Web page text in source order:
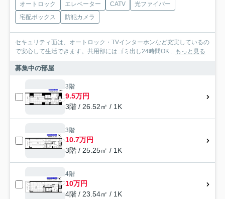
オートロック エレベーター CATV
光ファイバー
宅配ボックス
防犯カメラ
セキュリティ面は、オートロック・TVインターホンなど充実しているの
で安心して生活できます。共用部にはゴミ出し24時間OK... もっと見る
募集中の部屋
3階
9.5万円
3階 / 26.52㎡ / 1K
3階
10.7万円
3階 / 25.25㎡ / 1K
4階
10万円
4階 / 23.54㎡ / 1K